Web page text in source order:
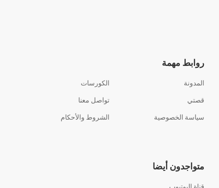
روابط مهمة
المدونة
الكورسات
قصتي
تواصل معنا
سياسة الخصوصية
الشروط والأحكام
متواجدون أيضا